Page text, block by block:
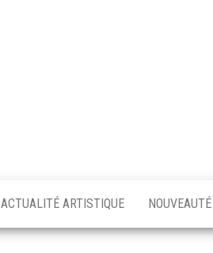
ACTUALITÉ ARTISTIQUE